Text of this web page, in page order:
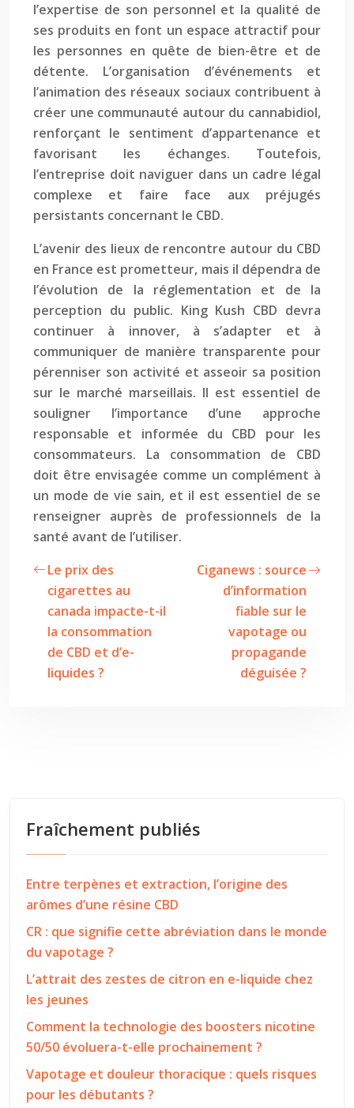
l’expertise de son personnel et la qualité de
ses produits en font un espace attractif pour
les personnes en quête de bien-être et de
détente. L’organisation d’événements et
l’animation des réseaux sociaux contribuent à
créer une communauté autour du cannabidiol,
renforçant le sentiment d’appartenance et
favorisant les échanges. Toutefois,
l’entreprise doit naviguer dans un cadre légal
complexe et faire face aux préjugés
persistants concernant le CBD.
L’avenir des lieux de rencontre autour du CBD
en France est prometteur, mais il dépendra de
l’évolution de la réglementation et de la
perception du public. King Kush CBD devra
continuer à innover, à s’adapter et à
communiquer de manière transparente pour
pérenniser son activité et asseoir sa position
sur le marché marseillais. Il est essentiel de
souligner l’importance d’une approche
responsable et informée du CBD pour les
consommateurs. La consommation de CBD
doit être envisagée comme un complément à
un mode de vie sain, et il est essentiel de se
renseigner auprès de professionnels de la
santé avant de l’utiliser.
Le prix des
cigarettes au
canada impacte-t-il
la consommation
de CBD et d’e-
liquides ?
Ciganews : source
d’information
fiable sur le
vapotage ou
propagande
déguisée ?
Fraîchement publiés
Entre terpènes et extraction, l’origine des
arômes d’une résine CBD
CR : que signifie cette abréviation dans le monde
du vapotage ?
L’attrait des zestes de citron en e-liquide chez
les jeunes
Comment la technologie des boosters nicotine
50/50 évoluera-t-elle prochainement ?
Vapotage et douleur thoracique : quels risques
pour les débutants ?